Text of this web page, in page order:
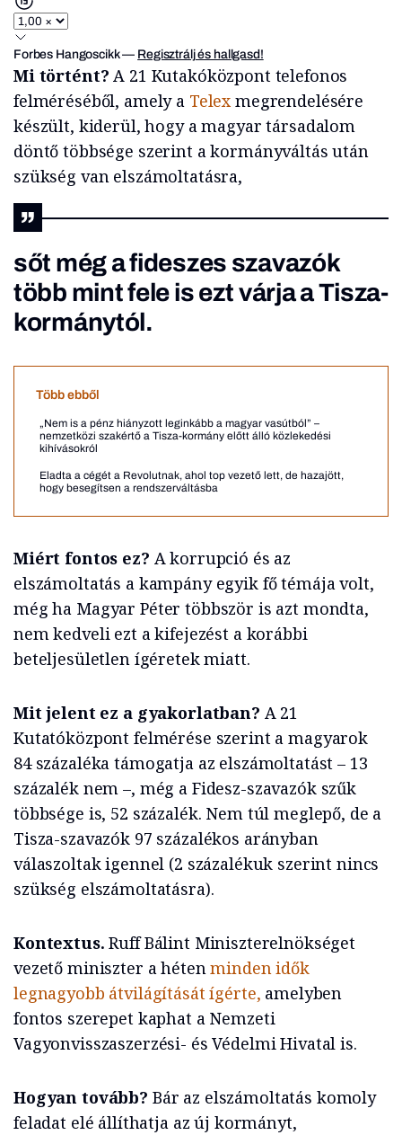
Forbes Hangoscikk— Regisztrálj és hallgasd!
Mi történt?A 21 Kutakóközpont telefonos
felméréséből, amely a Telexmegrendelésére
készült, kiderül, hogy a magyar társadalom
döntő többsége szerint a kormányváltás után
szükség van elszámoltatásra,
sőt még a fideszes szavazók
több mint fele is ezt várja a Tisza-
kormánytól.
Több ebből
„Nem is a pénz hiányzott leginkább a magyar vasútból” –
nemzetközi szakértő a Tisza-kormány előtt álló közlekedési
kihívásokról
Eladta a cégét a Revolutnak, ahol top vezető lett, de hazajött,
hogy besegítsen a rendszerváltásba
Miért fontos ez? A korrupció és az
elszámoltatás a kampány egyik fő témája volt,
még ha Magyar Péter többször is azt mondta,
nem kedveli ezt a kifejezést a korábbi
beteljesületlen ígéretek miatt.
Mit jelent ez a gyakorlatban? A 21
Kutatóközpont felmérése szerint a magyarok
84 százaléka támogatja az elszámoltatást – 13
százalék nem –, még a Fidesz-szavazók szűk
többsége is, 52 százalék. Nem túl meglepő, de a
Tisza-szavazók 97 százalékos arányban
válaszoltak igennel (2 százalékuk szerint nincs
szükség elszámoltatásra).
Kontextus.Ruff Bálint Miniszterelnökséget
vezető miniszter a hétenminden idők
legnagyobb átvilágítását ígérte, amelyben
fontos szerepet kaphat a Nemzeti
Vagyonvisszaszerzési- és Védelmi Hivatal is.
Hogyan tovább? Bár az elszámoltatás komoly
feladat elé állíthatja az új kormányt,